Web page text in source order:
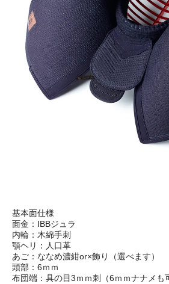
基本面仕
面金：IBBジュラ
内輪：木綿手刺
顎ヘリ：人口革
あご：ななめ濃紺or×飾り（選べます）
頭部：6ｍｍ
布団端：具の目3ｍｍ刺（6ｍｍナナメも